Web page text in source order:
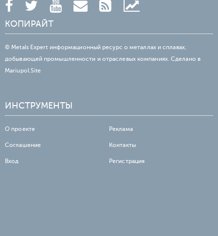
КОПИРАЙТ
© Metals Expert информационный ресурс о металлах и сплавах,
добывающей промышленности и отраслевых компаниях. Сделано в
Mariupol.Site
ИНСТРУМЕНТЫ
О проекте Реклама
Соглашение Контакты
Вход Регистрация